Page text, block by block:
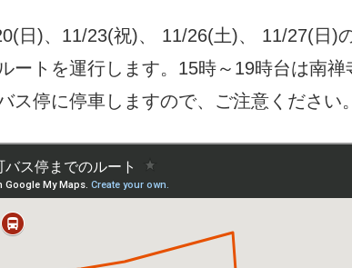
日)、11/23(祝)、 11/26(土)、 11/27(日)
ートを運行します。15時～19時台は南
ス停に停車しますので、ご注意ください。